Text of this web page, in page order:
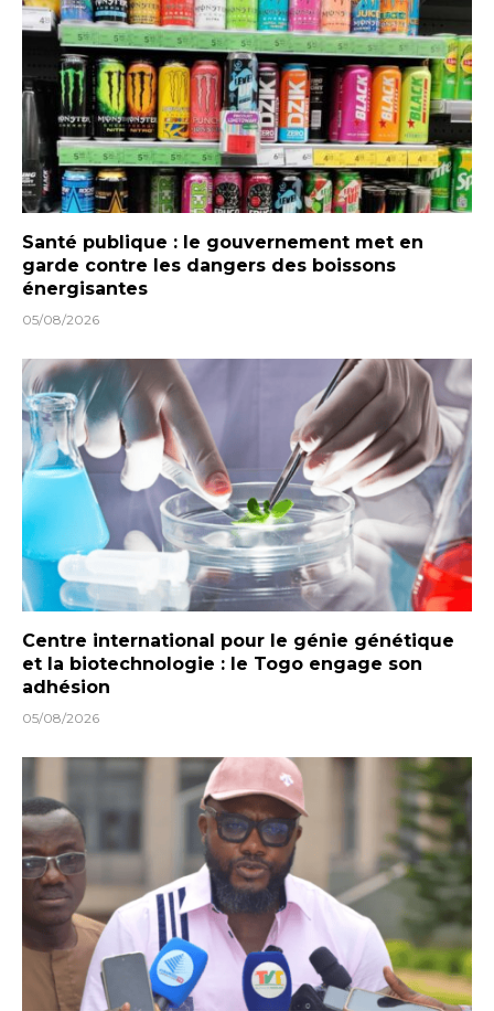
Santé publique : le gouvernement met en
garde contre les dangers des boissons
énergisantes
05/08/2026
Centre international pour le génie génétique
et la biotechnologie : le Togo engage son
adhésion
05/08/2026